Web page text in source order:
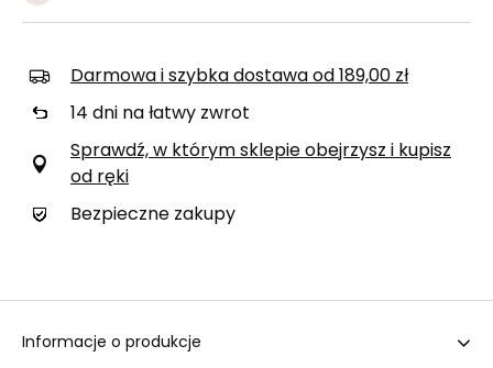
Darmowa i szybka dostawa od 189,00 zł
14 dni na łatwy zwrot
Sprawdź, w którym sklepie obejrzysz i kupisz
od ręki
Bezpieczne zakupy
Informacje o produkcje